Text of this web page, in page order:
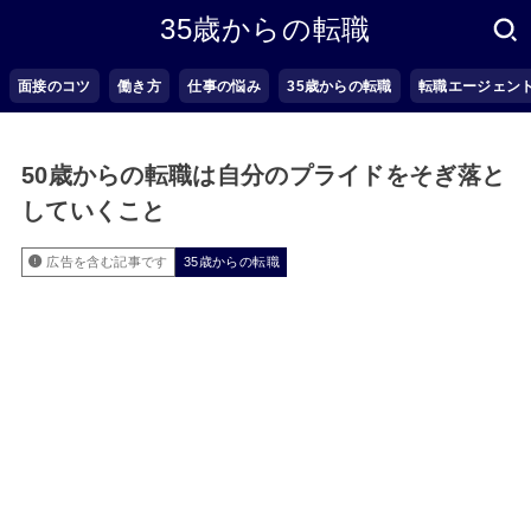
35歳からの転職
面接のコツ 働き方 仕事の悩み 35歳からの転職 転職エージェン
50歳からの転職は自分のプライドをそぎ落と
していくこと
広告を含む記事です 35歳からの転職